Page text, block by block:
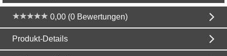
0,00 (0 Bewertungen)
Produkt-Details